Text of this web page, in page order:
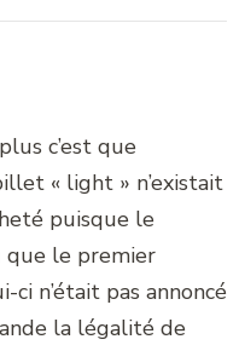
c’est que
« light » n’existait
puisque le
que le premier
n’était pas annoncé
la légalité de